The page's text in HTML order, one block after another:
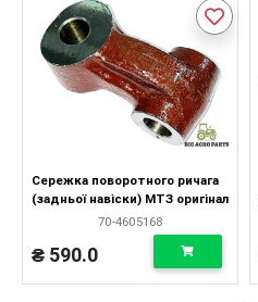
Сережка поворотного ричага
(задньої навіски) МТЗ оригінал
70-4605168
₴ 590.0